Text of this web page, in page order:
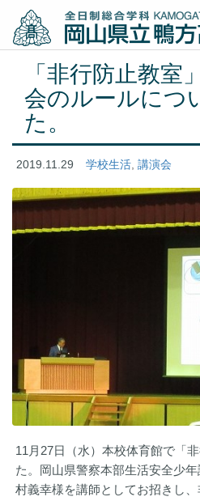
「非行防止教室
会のルールにつ
た。
2019.11.29 学校生活 講演会
11月27日（水）本校体育館で「
た。岡山県警察本部生活安全少
村義幸様を講師としてお招きし